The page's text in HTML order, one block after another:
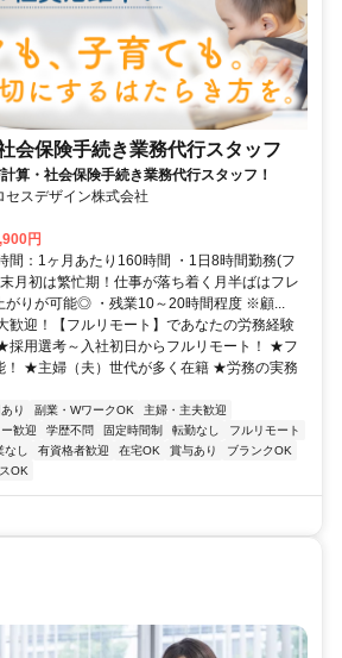
会保険手続き業務代行スタッフ
算・社会保険手続き業務代行スタッフ！
スデザイン株式会社
円
間：1ヶ月あたり160時間 ・1日8時間勤務(フ
月初は繁忙期！仕事が落ち着く月半ばはフレ
がりが可能◎ ・残業10～20時間程度 ※顧...
歓迎！【フルリモート】であなたの労務経験
採用選考～入社初日からフルリモート！ ★フ
！ ★主婦（夫）世代が多く在籍 ★労務の実務
り 副業・WワークOK
主婦・主夫歓迎
歓迎 学歴不問 固定時間制 転勤なし
フルリモート
し 有資格者歓迎 在宅OK 賞与あり
ブランクOK
OK